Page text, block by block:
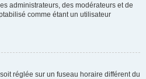
administrateurs, des modérateurs et de
comme étant un utilisateur
réglée sur un fuseau horaire différent du